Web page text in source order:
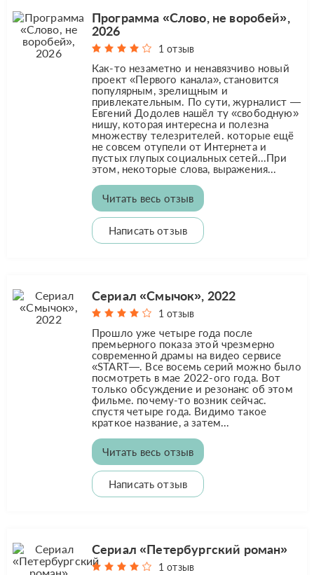
Программа «Слово, не воробей»,
2026
1 отзыв
Как-то незаметно и ненавязчиво новый
проект «Первого канала», становится
популярным, зрелищным и
привлекательным. По сути, журналист —
Евгений Додолев нашёл ту «свободную»
нишу, которая интересна и полезна
множеству телезрителей. которые ещё
не совсем отупели от Интернета и
пустых глупых социальных сетей...При
этом, некоторые слова, выражения...
Читать весь отзыв
Написать отзыв
Сериал «Смычок», 2022
1 отзыв
Прошло уже четыре года после
премьерного показа этой чрезмерно
современной драмы на видео сервисе
«START—. Все восемь серий можно было
посмотреть в мае 2022-ого года. Вот
только обсуждение и резонанс об этом
фильме. почему-то возник сейчас.
спустя четыре года. Видимо такое
краткое название, а затем...
Читать весь отзыв
Написать отзыв
Сериал «Петербургский роман»
1 отзыв